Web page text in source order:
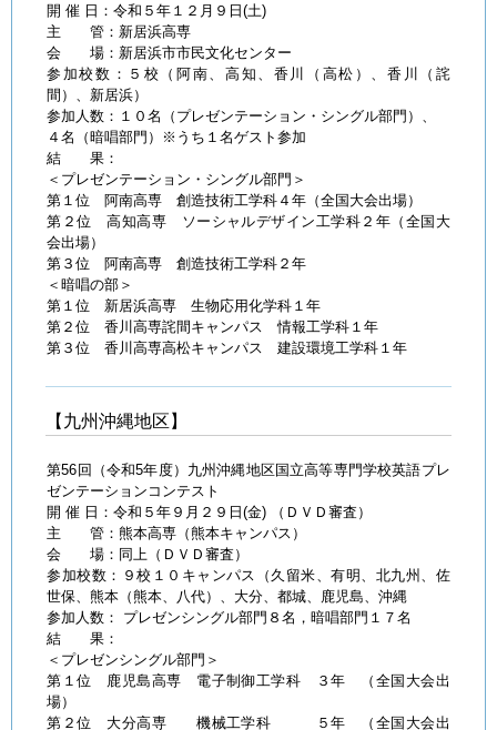
開 催 日：令和５年１２月９日(土)
主 管：新居浜高専
会 場：新居浜市市民文化センター
参加校数：５校（阿南、高知、香川（高松）、香川（詫
間）、新居浜）
参加人数：１０名（プレゼンテーション・シングル部門）、
４名（暗唱部門）※うち１名ゲスト参加
結 果：
＜プレゼンテーション・シングル部門＞
第１位 阿南高専 創造技術工学科４年（全国大会出場）
第２位 高知高専 ソーシャルデザイン工学科２年（全国大
会出場）
第３位 阿南高専 創造技術工学科２年
＜暗唱の部＞
第１位 新居浜高専 生物応用化学科１年
第２位 香川高専詫間キャンパス 情報工学科１年
第３位 香川高専高松キャンパス 建設環境工学科１年
【九州沖縄地区】
第56回（令和5年度）九州沖縄地区国立高等専門学校英語プレ
ゼンテーションコンテスト
開 催 日：令和５年９月２９日(金) （ＤＶＤ審査）
主 管：熊本高専（熊本キャンパス）
会 場：同上（ＤＶＤ審査）
参加校数：９校１０キャンパス（久留米、有明、北九州、佐
世保、熊本（熊本、八代）、大分、都城、鹿児島、沖縄
参加人数： プレゼンシングル部門８名，暗唱部門１７名
結 果：
＜プレゼンシングル部門＞
第１位 鹿児島高専 電子制御工学科 ３年 （全国大会出
場）
第２位 大分高専 機械工学科 ５年 （全国大会出